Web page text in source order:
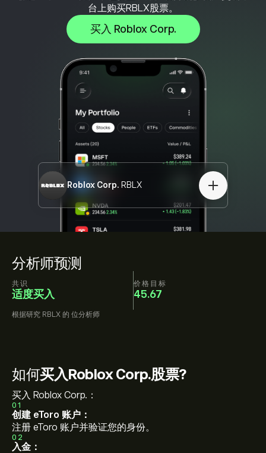
分析师预测
共识
适度买入
价格目标
45.67
根据研究 RBLX 的 位分析师
台上购买RBLX股票。
买入 Roblox Corp.
Roblox Corp. RBLX
如何买入Roblox Corp.股票?
买入 Roblox Corp.：
01
创建 eToro 账户：
注册 eToro 账户并验证您的身份。
02
入金：